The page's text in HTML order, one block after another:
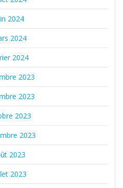
2024
2024
2024
2023
2023
2023
2023
2023
2023